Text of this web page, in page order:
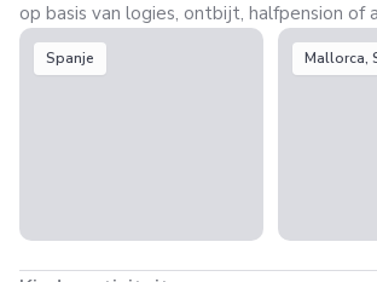
op basis van logies, ontbijt, halfpension of
Spanje Mallorca,